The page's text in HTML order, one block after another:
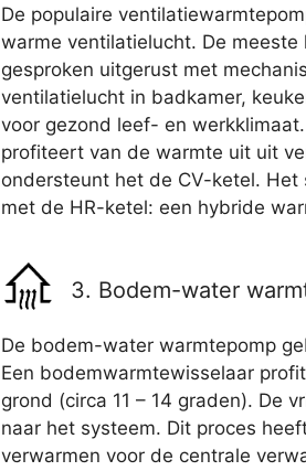
De populaire
warme ventilatielucht. De meeste
gesproken uitgerust met
ventilatielucht in badkamer,
voor gezond leef- en
profiteert van de warmte uit uit
ondersteunt het de CV-ketel.
met de HR-ketel: een hybride
3. Bodem-water
De bodem-water warmtepomp
Een bodemwarmtewisselaar
grond (circa 11 – 14 graden). De
naar het systeem. Dit proces
verwarmen voor de centrale